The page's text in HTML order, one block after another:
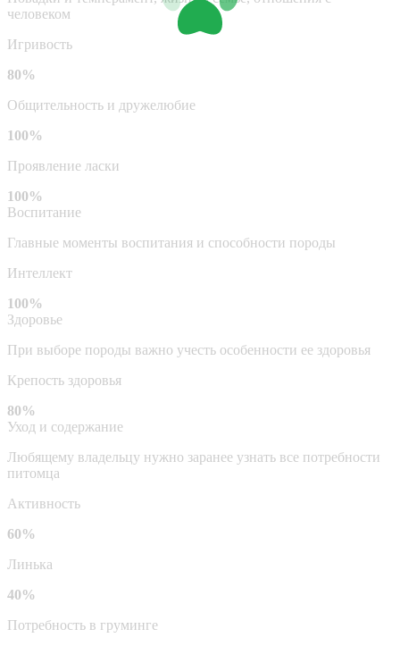
человеком
Игривость
80%
Общительность и дружелюбие
100%
Проявление ласки
100%
Воспитание
Главные моменты воспитания и способности породы
Интеллект
100%
Здоровье
При выборе породы важно учесть особенности ее здоровья
Крепость здоровья
80%
Уход и содержание
Любящему владельцу нужно заранее узнать все потребности
питомца
Активность
60%
Линька
40%
Потребность в груминге